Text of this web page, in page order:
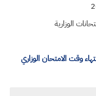
الوزارية
وقت الامتحان الوزاري